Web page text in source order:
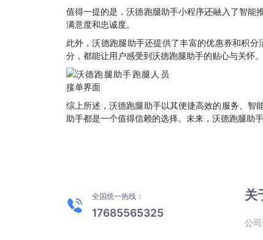
值得一提的是，沃德跑腿助手小程序还融入了智能
满意度和忠诚度。
此外，沃德跑腿助手还提供了丰富的优惠券和积
分，都能让用户感受到沃德跑腿助手的贴心与关怀。
综上所述，沃德跑腿助手以其便捷高效的服务、智
助手都是一个值得信赖的选择。未来，沃德跑腿助
全国统一热线：
17685565325
关
公